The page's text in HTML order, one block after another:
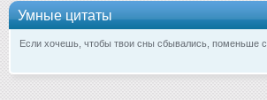
Умные цитаты
Если хочешь, чтобы твои сны сбывались, поменьше